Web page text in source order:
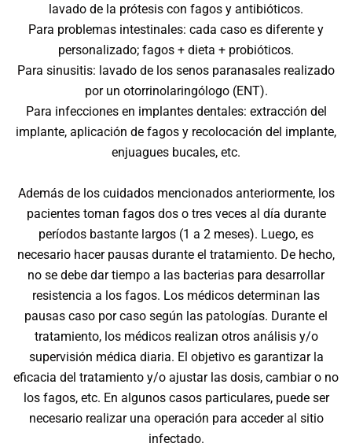
lavado de la prótesis con fagos y antibióticos.
Para problemas intestinales: cada caso es diferente y
personalizado; fagos + dieta + probióticos.
Para sinusitis: lavado de los senos paranasales realizado
por un otorrinolaringólogo (ENT).
Para infecciones en implantes dentales: extracción del
implante, aplicación de fagos y recolocación del implante,
enjuagues bucales, etc.
Además de los cuidados mencionados anteriormente, los
pacientes toman fagos dos o tres veces al día durante
períodos bastante largos (1 a 2 meses). Luego, es
necesario hacer pausas durante el tratamiento. De hecho,
no se debe dar tiempo a las bacterias para desarrollar
resistencia a los fagos. Los médicos determinan las
pausas caso por caso según las patologías. Durante el
tratamiento, los médicos realizan otros análisis y/o
supervisión médica diaria. El objetivo es garantizar la
eficacia del tratamiento y/o ajustar las dosis, cambiar o no
los fagos, etc. En algunos casos particulares, puede ser
necesario realizar una operación para acceder al sitio
infectado.